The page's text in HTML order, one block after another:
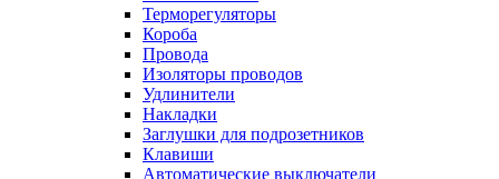
Терморегуляторы
Короба
Провода
Изоляторы проводов
Удлинители
Накладки
Заглушки для подрозетников
Клавиши
Автоматические выключатели